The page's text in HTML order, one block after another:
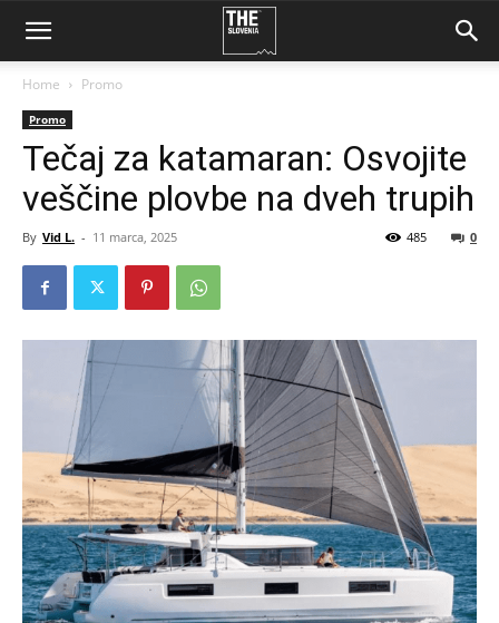
Home Promo
Promo
Tečaj za katamaran: Osvojite
veščine plovbe na dveh trupih
By Vid L. - 11 marca, 2025 0
485